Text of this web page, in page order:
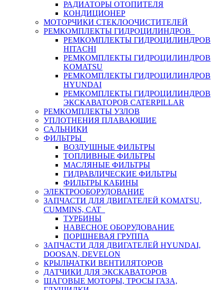
РАДИАТОРЫ ОТОПИТЕЛЯ
КОНДИЦИОНЕР
МОТОРЧИКИ СТЕКЛООЧИСТИТЕЛЕЙ
РЕМКОМПЛЕКТЫ ГИДРОЦИЛИНДРОВ
РЕМКОМПЛЕКТЫ ГИДРОЦИЛИНДРОВ
HITACHI
РЕМКОМПЛЕКТЫ ГИДРОЦИЛИНДРОВ
KOMATSU
РЕМКОМПЛЕКТЫ ГИДРОЦИЛИНДРОВ
HYUNDAI
РЕМКОМПЛЕКТЫ ГИДРОЦИЛИНДРОВ
ЭКСКАВАТОРОВ CATERPILLAR
РЕМКОМПЛЕКТЫ УЗЛОВ
УПЛОТНЕНИЯ ПЛАВАЮЩИЕ
САЛЬНИКИ
ФИЛЬТРЫ
ВОЗДУШНЫЕ ФИЛЬТРЫ
ТОПЛИВНЫЕ ФИЛЬТРЫ
МАСЛЯНЫЕ ФИЛЬТРЫ
ГИДРАВЛИЧЕСКИЕ ФИЛЬТРЫ
ФИЛЬТРЫ КАБИНЫ
ЭЛЕКТРООБОРУДОВАНИЕ
ЗАПЧАСТИ ДЛЯ ДВИГАТЕЛЕЙ KOMATSU,
CUMMINS, CAT
ТУРБИНЫ
НАВЕСНОЕ ОБОРУДОВАНИЕ
ПОРШНЕВАЯ ГРУППА
ЗАПЧАСТИ ДЛЯ ДВИГАТЕЛЕЙ HYUNDAI,
DOOSAN, DEVELON
КРЫЛЬЧАТКИ ВЕНТИЛЯТОРОВ
ДАТЧИКИ ДЛЯ ЭКСКАВАТОРОВ
ШАГОВЫЕ МОТОРЫ, ТРОСЫ ГАЗА,